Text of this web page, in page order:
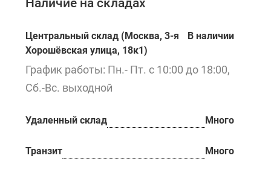
Наличие на складах
Центральный склад (Москва, 3-я
Хорошёвская улица, 18к1)
В наличии
График работы: Пн.- Пт. с 10:00 до 18:00,
Сб.-Вс. выходной
Удаленный склад Много
Транзит Много